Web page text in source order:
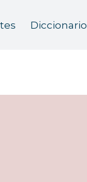
Diccionario